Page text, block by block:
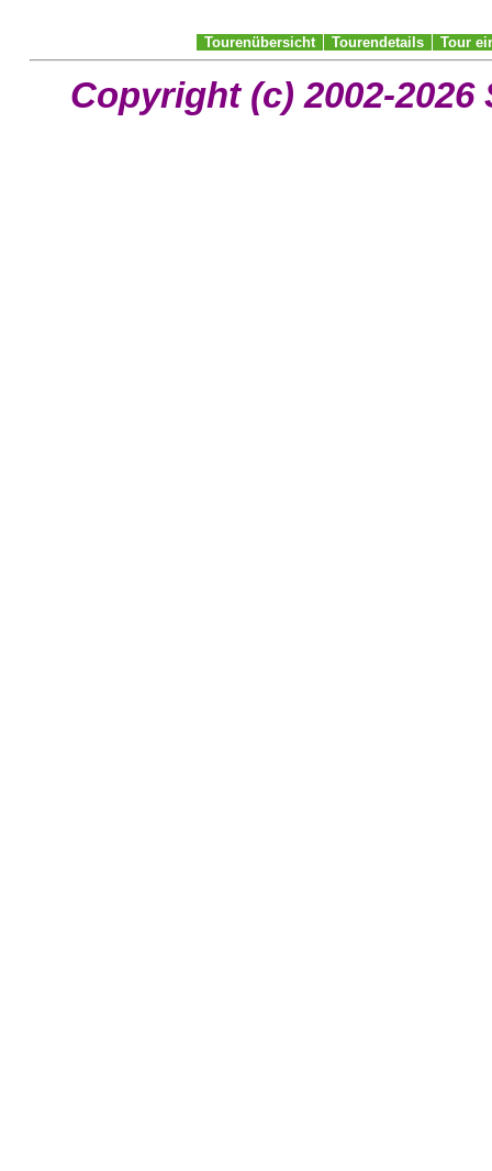
Tourenübersicht Tourendetails Tour
Copyright (c) 2002-